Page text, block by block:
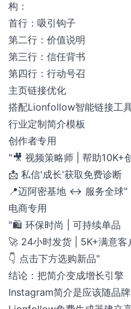
构：
首行：吸引钩子
第二行：价值说明
第三行：信任背书
第四行：行动号召
主页链接优化
搭配Lionfollow智能链接工
行业定制简介模板
创作者专用
"🎥 视频策略师 | 帮助10K+
📩 私信'成长'获取免费诊断
📍迈阿密基地 ↔ 服务全球"
电商专用
"🛍️ 环保时尚 | 可持续单品
🚀 24小时发货 | 5K+满意客
👇 点击下方选购新品"
结论：把简介变成增长引擎
Instagram简介是应该随品